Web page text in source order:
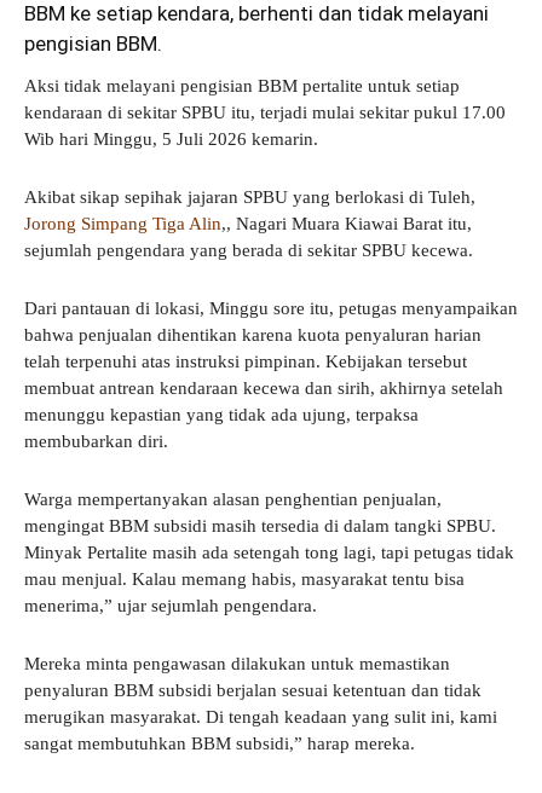
BBM ke setiap kendara, berhenti dan tidak melayani
pengisian BBM.
Aksi tidak melayani pengisian BBM pertalite untuk setiap
kendaraan di sekitar SPBU itu, terjadi mulai sekitar pukul 17.00
Wib hari Minggu, 5 Juli 2026 kemarin.
Akibat sikap sepihak jajaran SPBU yang berlokasi di Tuleh,
Jorong Simpang Tiga Alin,, Nagari Muara Kiawai Barat itu,
sejumlah pengendara yang berada di sekitar SPBU kecewa.
Dari pantauan di lokasi, Minggu sore itu, petugas menyampaikan
bahwa penjualan dihentikan karena kuota penyaluran harian
telah terpenuhi atas instruksi pimpinan. Kebijakan tersebut
membuat antrean kendaraan kecewa dan sirih, akhirnya setelah
menunggu kepastian yang tidak ada ujung, terpaksa
membubarkan diri.
Warga mempertanyakan alasan penghentian penjualan,
mengingat BBM subsidi masih tersedia di dalam tangki SPBU.
Minyak Pertalite masih ada setengah tong lagi, tapi petugas tidak
mau menjual. Kalau memang habis, masyarakat tentu bisa
menerima,” ujar sejumlah pengendara.
Mereka minta pengawasan dilakukan untuk memastikan
penyaluran BBM subsidi berjalan sesuai ketentuan dan tidak
merugikan masyarakat. Di tengah keadaan yang sulit ini, kami
sangat membutuhkan BBM subsidi,” harap mereka.